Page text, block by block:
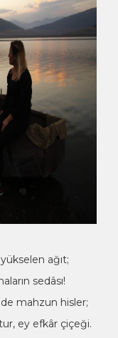
ağıt;
sedâsı!
mahzun hisler;
ey efkâr çiçeği.